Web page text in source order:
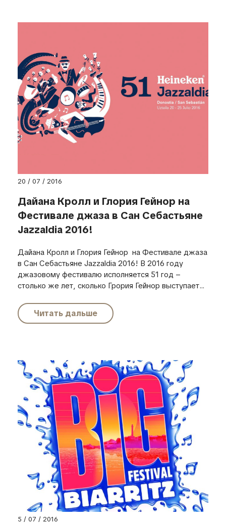
20 / 07 / 2016
Дайана Кролл и Глория Гейнор на
Фестивале джаза в Сан Себастьяне
Jazzaldia 2016!
Дайана Кролл и Глория Гейнор на Фестивале джаза
в Сан Себастьяне Jazzaldia 2016! В 2016 году
джазовому фестивалю исполняется 51 год –
столько же лет, сколько Грория Гейнор выступает...
Читать дальше
5 / 07 / 2016